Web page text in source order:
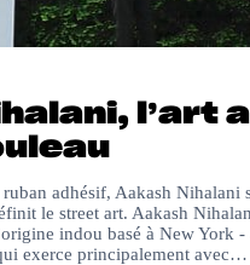
l’art
adhésif, Aakash Nihalani
le street art. Aakash
indou basé à New York -
exerce principalement avec…